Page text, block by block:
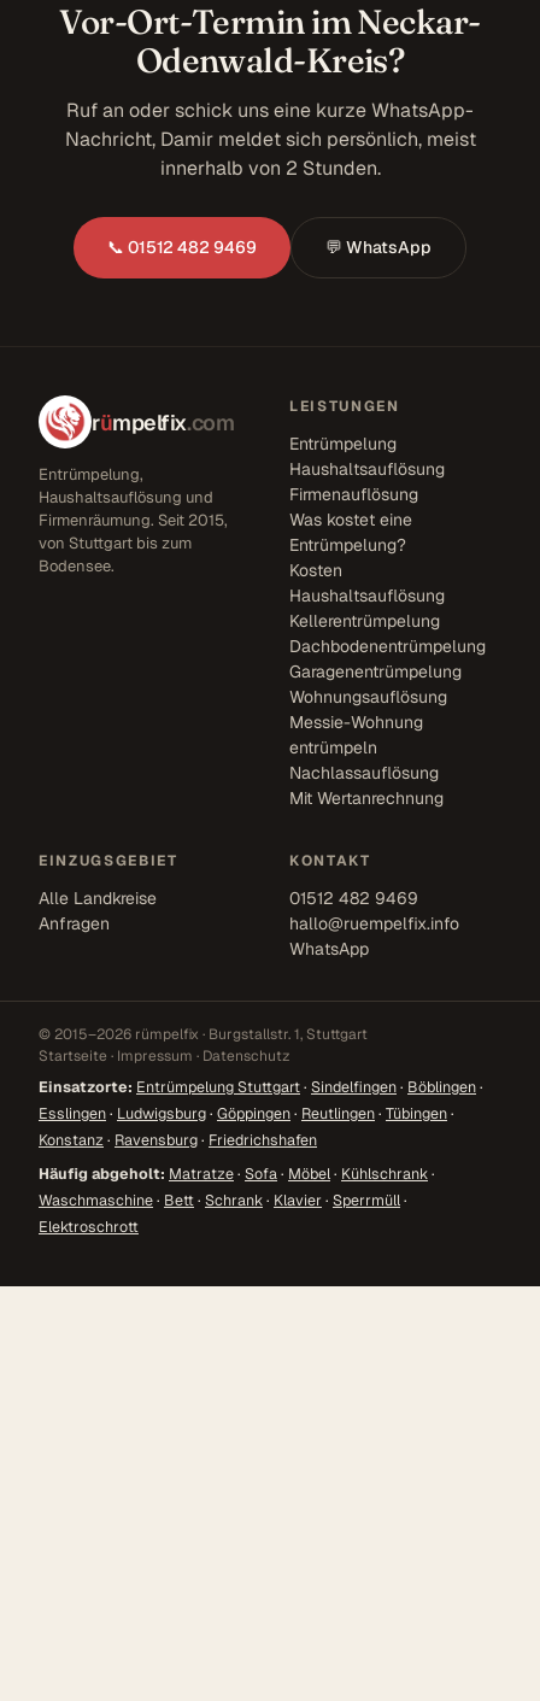
Vor-Ort-Termin im Neckar-
Odenwald-Kreis?
Ruf an oder schick uns eine kurze WhatsApp-
Nachricht, Damir meldet sich persönlich, meist
innerhalb von 2 Stunden.
📞 01512 482 9469 💬 WhatsApp
rümpelfix.com
Entrümpelung,
Haushaltsauflösung und
Firmenräumung. Seit 2015,
von Stuttgart bis zum
Bodensee.
LEISTUNGEN
Entrümpelung
Haushaltsauflösung
Firmenauflösung
Was kostet eine
Entrümpelung?
Kosten
Haushaltsauflösung
Kellerentrümpelung
Dachbodenentrümpelung
Garagenentrümpelung
Wohnungsauflösung
Messie-Wohnung
entrümpeln
Nachlassauflösung
Mit Wertanrechnung
EINZUGSGEBIET
Alle Landkreise
Anfragen
KONTAKT
01512 482 9469
hallo@ruempelfix.info
WhatsApp
© 2015–2026 rümpelfix · Burgstallstr. 1, Stuttgart
Startseite · Impressum · Datenschutz
Einsatzorte: Entrümpelung Stuttgart· Sindelfingen· Böblingen·
Esslingen· Ludwigsburg· Göppingen· Reutlingen· Tübingen·
Konstanz· Ravensburg· Friedrichshafen
Häufig abgeholt: Matratze· Sofa· Möbel· Kühlschrank·
Waschmaschine· Bett· Schrank· Klavier · Sperrmüll·
Elektroschrott